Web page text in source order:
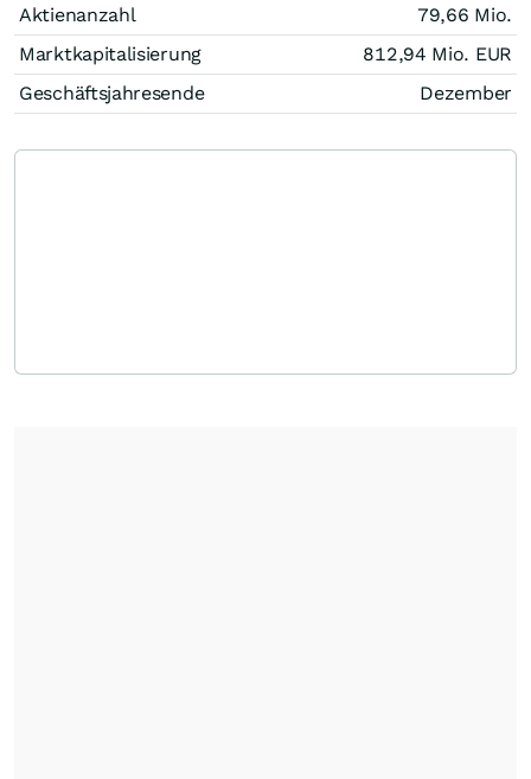
Aktienanzahl
79,66 Mio.
Marktkapitalisierung
812,94 Mio. EUR
Geschäftsjahresende
Dezember